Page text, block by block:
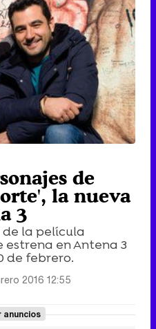
de
la nueva
3
la película
estrena en Antena 3
de febrero.
2016 12:55
anuncios